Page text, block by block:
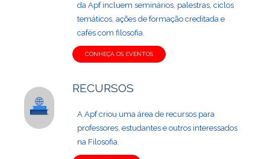
da Apf incluem seminários, palestras, ciclos
temáticos, ações de formação creditada e
cafés com filosofia.
CONHEÇA OS EVENTOS
RECURSOS
A Apf criou uma área de recursos para
professores, estudantes e outros interessados
na Filosofia.